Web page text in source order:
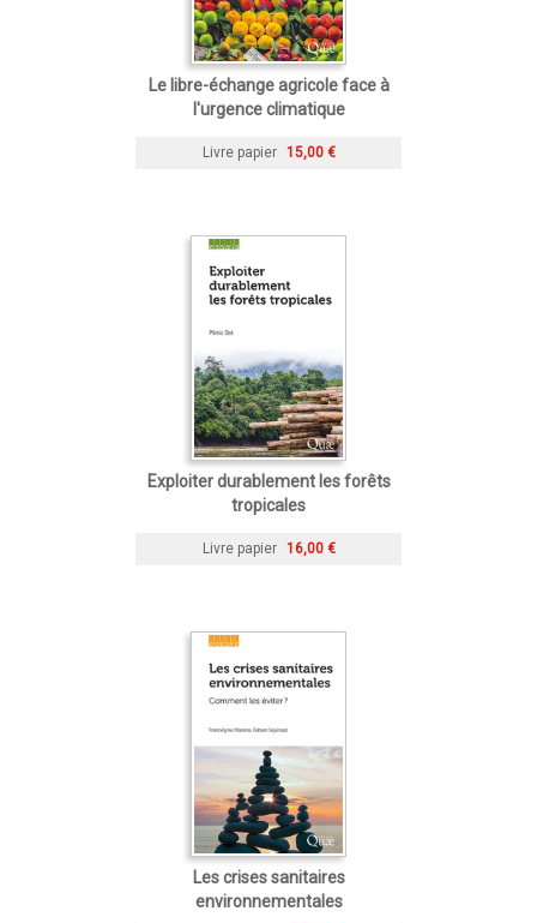
Le libre-échange agricole face à
l'urgence climatique
Livre papier 15,00 €
Exploiter durablement les forêts
tropicales
Livre papier 16,00 €
Les crises sanitaires
environnementales